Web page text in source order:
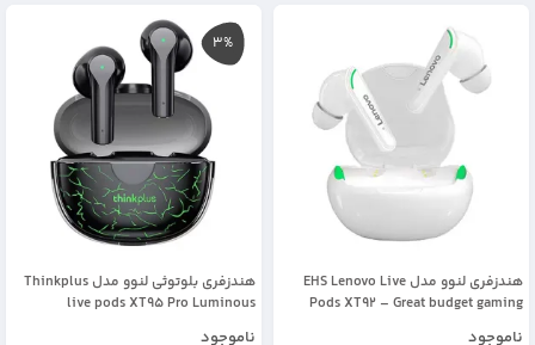
هندزفری لنوو مدل EHS Lenovo Live
Pods XT92 – Great budget gaming
ناموجود
3%
هندزفری بلوتوثی لنوو مدل Thinkplus
live pods XT95 Pro Luminous
ناموجود